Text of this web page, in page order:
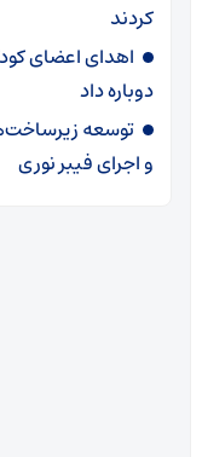
کردند
دوباره داد
و اجرای فیبر نوری